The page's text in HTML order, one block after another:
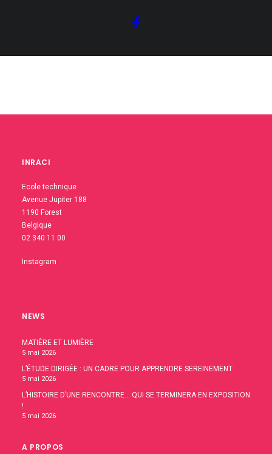
INRACI
Ecole technique
Avenue Jupiter 188
1190 Forest
Belgique
02 340 11 00
Instagram
NEWS
MATIÈRE ET LUMIÈRE
5 mai 2026
L’ÉTUDE DIRIGÉE : UN CADRE POUR APPRENDRE SEREINEMENT
5 mai 2026
L’HISTOIRE D’UNE RENCONTRE… QUI SE TERMINERA EN EXPOSITION
!
5 mai 2026
A PROPOS